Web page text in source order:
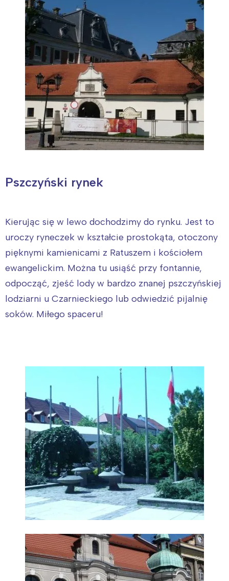
Pszczyński rynek
Kierując się w lewo dochodzimy do rynku. Jest to
uroczy ryneczek w kształcie prostokąta, otoczony
pięknymi kamienicami z Ratuszem i kościołem
ewangelickim. Można tu usiąść przy fontannie,
odpocząć, zjeść lody w bardzo znanej pszczyńskiej
lodziarni u Czarnieckiego lub odwiedzić pijalnię
soków. Miłego spaceru!